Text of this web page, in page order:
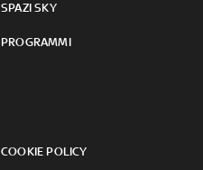
SPAZI SKY
PROGRAMMI
COOKIE POLICY